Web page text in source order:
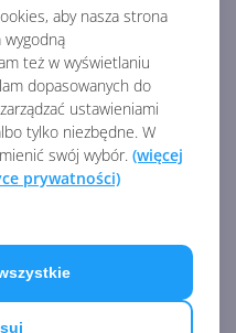
aby nasza strona
wygodną
też w wyświetlaniu
dopasowanych do
ustawieniami
tylko niezbędne. W
swój wybór. (więcej
prywatności)
je w wysoko
implementację Project
nowym Stratix 10